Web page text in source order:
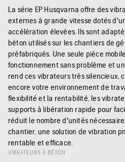
La série EP Husqvarna offre des
externes à grande vitesse dotés
accélération élevées. Ils sont
béton utilisés sur les chantiers de
préfabriqués. Une seule pièce
fonctionnement sans problème et
rend ces vibrateurs très silencieux,
encore votre environnement de
flexibilité et la rentabilité, les
supports à libération rapide pour
réduit le nombre d'unités
chantier, une solution de vibration
rentable et efficace.
VIBRATEURS À BÉTON